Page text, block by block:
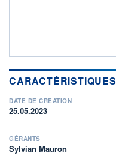
CARACTÉRISTIQUES
DATE DE CRÉATION
25.05.2023
GÉRANTS
Sylvian Mauron